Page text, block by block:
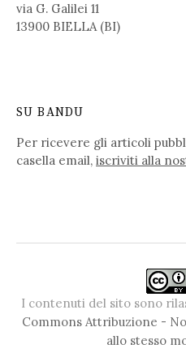
via G. Galilei 11
13900 BIELLA (BI)
SU BANDU
Per ricevere gli articoli
casella email, iscriviti alla
I contenuti del sito sono
Commons Attribuzione -
allo stesso